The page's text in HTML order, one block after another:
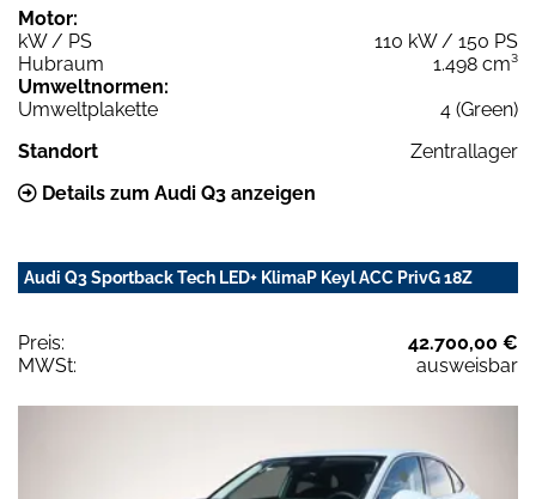
Motor:
kW / PS
110 kW / 150 PS
Hubraum
1.498 cm³
Umweltnormen:
Umweltplakette
4 (Green)
Standort
Zentrallager
Details zum Audi Q3 anzeigen
Audi Q3 Sportback Tech LED+ KlimaP Keyl ACC PrivG 18Z
Preis:
42.700,00 €
MWSt:
ausweisbar